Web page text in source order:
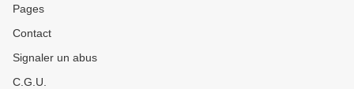
Pages
Contact
Signaler un abus
C.G.U.